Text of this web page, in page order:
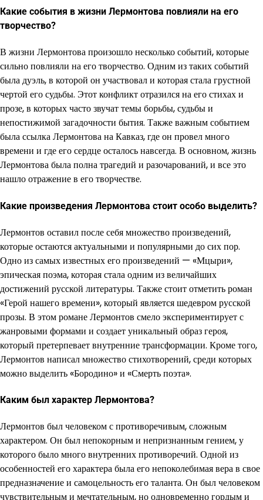
Какие события в жизни Лермонтова повлияли на его
творчество?
В жизни Лермонтова произошло несколько событий, которые
сильно повлияли на его творчество. Одним из таких событий
была дуэль, в которой он участвовал и которая стала грустной
чертой его судьбы. Этот конфликт отразился на его стихах и
прозе, в которых часто звучат темы борьбы, судьбы и
непостижимой загадочности бытия. Также важным событием
была ссылка Лермонтова на Кавказ, где он провел много
времени и где его сердце осталось навсегда. В основном, жизнь
Лермонтова была полна трагедий и разочарований, и все это
нашло отражение в его творчестве.
Какие произведения Лермонтова стоит особо выделить?
Лермонтов оставил после себя множество произведений,
которые остаются актуальными и популярными до сих пор.
Одно из самых известных его произведений — «Мцыри»,
эпическая поэма, которая стала одним из величайших
достижений русской литературы. Также стоит отметить роман
«Герой нашего времени», который является шедевром русской
прозы. В этом романе Лермонтов смело экспериментирует с
жанровыми формами и создает уникальный образ героя,
который претерпевает внутренние трансформации. Кроме того,
Лермонтов написал множество стихотворений, среди которых
можно выделить «Бородино» и «Смерть поэта».
Каким был характер Лермонтова?
Лермонтов был человеком с противоречивым, сложным
характером. Он был непокорным и непризнанным гением, у
которого было много внутренних противоречий. Одной из
особенностей его характера была его непоколебимая вера в свое
предназначение и самоцельность его таланта. Он был человеком
чувствительным и мечтательным, но одновременно гордым и